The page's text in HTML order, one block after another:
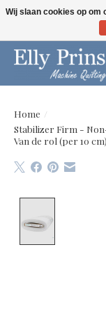
Let op: gewijzigde
Home /
Stabilizer Firm -
Van de rol (per 10 cm)
Wij slaan cookies op om